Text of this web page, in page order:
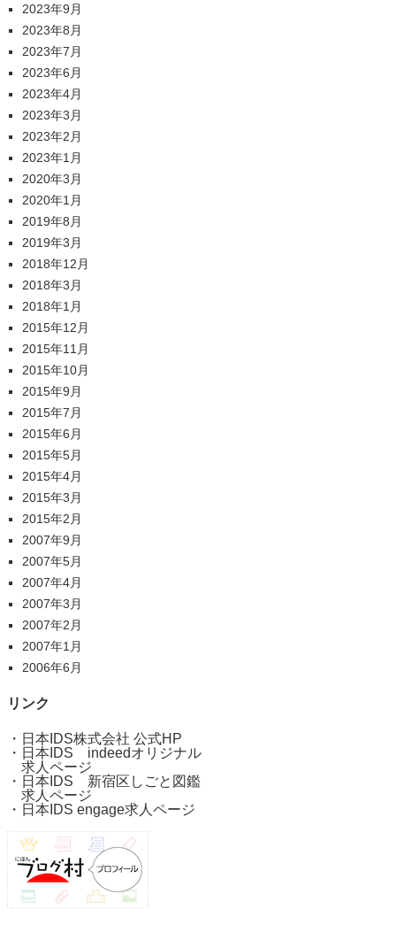
2023年9月
2023年8月
2023年7月
2023年6月
2023年4月
2023年3月
2023年2月
2023年1月
2020年3月
2020年1月
2019年8月
2019年3月
2018年12月
2018年3月
2018年1月
2015年12月
2015年11月
2015年10月
2015年9月
2015年7月
2015年6月
2015年5月
2015年4月
2015年3月
2015年2月
2007年9月
2007年5月
2007年4月
2007年3月
2007年2月
2007年1月
2006年6月
リンク
・ 日本IDS株式会社 公式HP
・ 日本IDS indeedオリジナル
求人ページ
・ 日本IDS 新宿区しごと図鑑
求人ページ
・ 日本IDS engage求人ページ